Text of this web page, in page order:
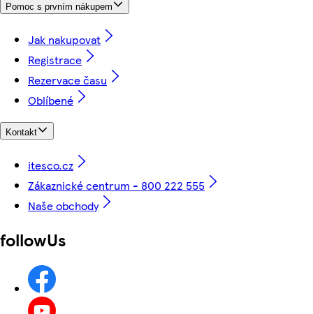
Pomoc s prvním nákupem
Jak nakupovat
Registrace
Rezervace času
Oblíbené
Kontakt
itesco.cz
Zákaznické centrum - 800 222 555
Naše obchody
followUs